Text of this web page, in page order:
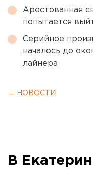
Арестованная
попытается
Серийное
началось до
лайнера
← НОВОСТИ
В